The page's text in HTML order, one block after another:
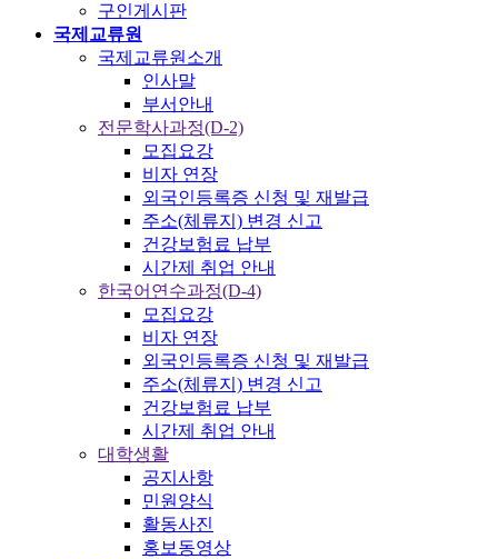
구인게시판
국제교류원
국제교류원소개
인사말
부서안내
전문학사과정(D-2)
모집요강
비자 연장
외국인등록증 신청 및 재발급
주소(체류지) 변경 신고
건강보험료 납부
시간제 취업 안내
한국어연수과정(D-4)
모집요강
비자 연장
외국인등록증 신청 및 재발급
주소(체류지) 변경 신고
건강보험료 납부
시간제 취업 안내
대학생활
공지사항
민원양식
활동사진
홍보동영상